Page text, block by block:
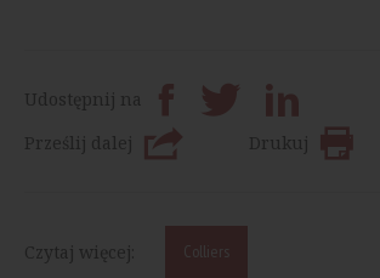
Udostępnij na
Prześlij dalej
Drukuj
Czytaj więcej: Colliers